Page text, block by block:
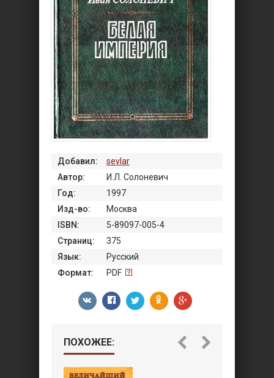
Добавил:
sevlar
Автор:
И.Л. Солоневич
Год:
1997
Изд-во:
Москва
ISBN:
5-89097-005-4
Страниц:
375
Язык:
Русский
Формат:
PDF
ПОХОЖЕЕ: